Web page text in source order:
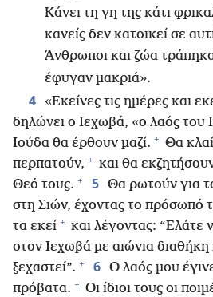
Κάνει τη γη της κάτι
κανείς δεν κατοικεί σε
Άνθρωποι και ζώα
έφυγαν μακριά».
4
«Εκείνες τις ημέρες και
δηλώνει ο Ιεχωβά, «ο λαός του
Ιούδα θα έρθουν μαζί. + Θα
περπατούν, + και θα
Θεό τους. + 5 Θα ρωτούν για
στη Σιών, έχοντας το πρόσωπό
τα εκεί + και λέγοντας:
στον Ιεχωβά με αιώνια
ξεχαστεί”. + 6 Ο λαός μου
πρόβατα. + Οι ίδιοι τους οι